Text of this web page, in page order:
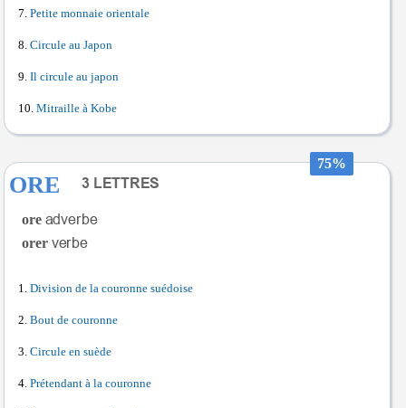
Petite monnaie orientale
Circule au Japon
Il circule au japon
Mitraille à Kobe
75%
ORE
ore
orer
Division de la couronne suédoise
Bout de couronne
Circule en suède
Prétendant à la couronne